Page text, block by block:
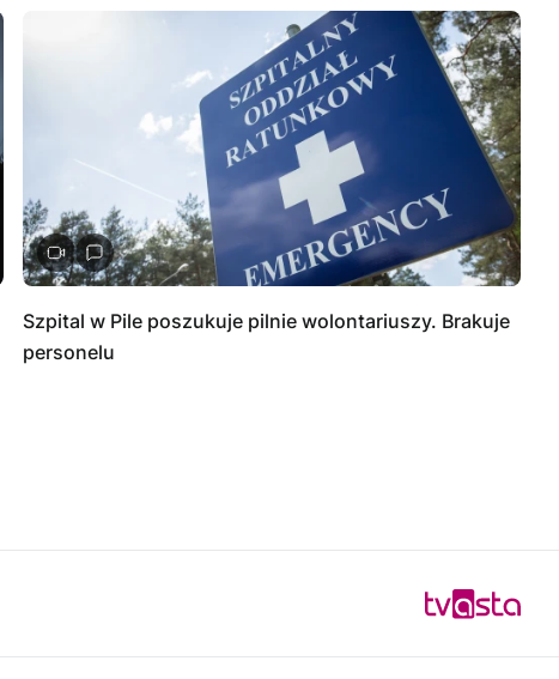
Szpital w Pile poszukuje pilnie wolontariuszy. Brakuje
personelu